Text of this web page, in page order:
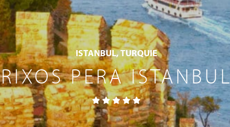
ISTANBUL, TURQUIE
RIXOS PERA